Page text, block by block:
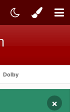
Dolby
×